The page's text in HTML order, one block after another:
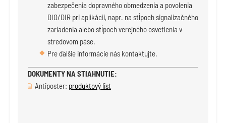
zabezpečenia dopravného obmedzenia a povolenia
DIO/DIR pri aplikácii, napr. na stĺpoch signalizačného
zariadenia alebo stĺpoch verejného osvetlenia v
stredovom páse.
Pre ďalšie informácie nás kontaktujte.
DOKUMENTY NA STIAHNUTIE:
Antiposter: produktový list